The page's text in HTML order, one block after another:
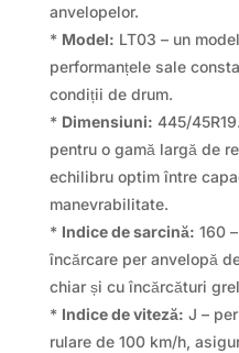
anvelopelor.
* Model: LT03 – un
performanțele sale
condiții de drum.
* Dimensiuni: 445/
pentru o gamă largă de
echilibru optim între
manevrabilitate.
* Indice de sarcină: 160
încărcare per anvelopă
chiar și cu încărcături
* Indice de viteză: J –
rulare de 100 km/h,